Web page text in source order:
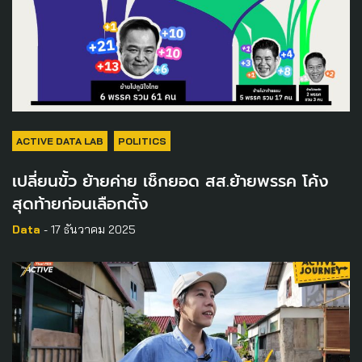
ACTIVE DATA LAB POLITICS
เปลี่ยนขั้ว ย้ายค่าย เช็กยอด สส.ย้ายพรรค โค้ง
สุดท้ายก่อนเลือกตั้ง
Data - 17 ธันวาคม 2025